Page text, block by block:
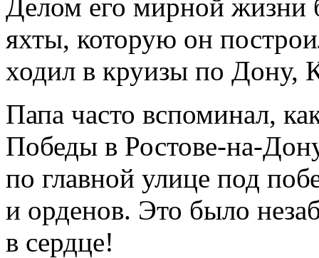
Делом его мирной жизни
яхты, которую он
ходил в круизы по Дону,
Папа часто вспоминал,
Победы в Ростове-на-
по главной улице под
и орденов. Это было
в сердце!